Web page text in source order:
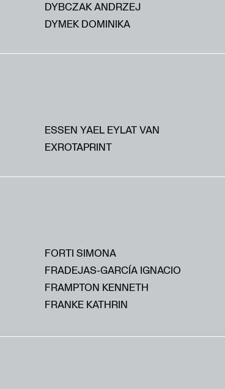
DYBCZAK ANDRZEJ
DYMEK DOMINIKA
ESSEN YAEL EYLAT VAN
EXROTAPRINT
FORTI SIMONA
FRADEJAS-GARCÍA IGNACIO
FRAMPTON KENNETH
FRANKE KATHRIN